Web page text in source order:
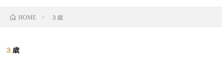
HOME ３歳
３歳